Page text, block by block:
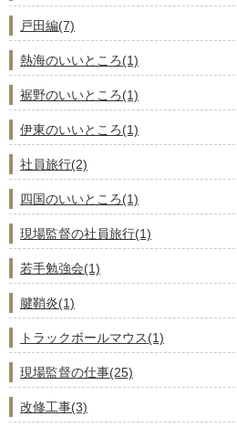
戸田編(7)
熱海のいいところ(1)
裾野のいいところ(1)
伊東のいいところ(1)
社員旅行(2)
四国のいいところ(1)
現場監督の社員旅行(1)
若手勉強会(1)
腱鞘炎(1)
トラックボールマウス(1)
現場監督の仕事(25)
改修工事(3)